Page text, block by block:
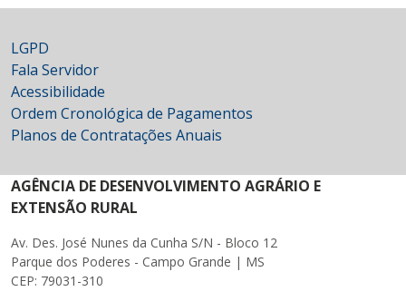
LGPD
Fala Servidor
Acessibilidade
Ordem Cronológica de Pagamentos
Planos de Contratações Anuais
AGÊNCIA DE DESENVOLVIMENTO AGRÁRIO E
EXTENSÃO RURAL
Av. Des. José Nunes da Cunha S/N - Bloco 12
Parque dos Poderes - Campo Grande | MS
CEP: 79031-310